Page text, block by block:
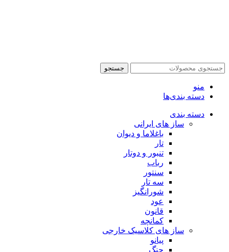
جستجو
منو
دسته بندی‌ها
دسته بندی
ساز های ایرانی
باغلاما و دیوان
تار
تنبور و دوتار
رباب
سنتور
سه تار
شورانگیز
عود
قانون
کمانچه
ساز های کلاسیک خارجی
پیانو
چنگ